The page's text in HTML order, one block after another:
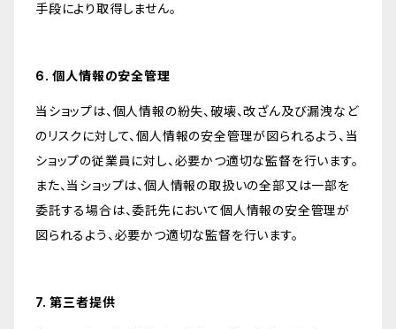
手段により取得しません。
6. 個人情報の安全管理
当ショップは、個人情報の紛失、破壊、改ざん及び漏洩など
のリスクに対して、個人情報の安全管理が図られるよう、当
ショップの従業員に対し、必要かつ適切な監督を行います。
また、当ショップは、個人情報の取扱いの全部又は一部を
委託する場合は、委託先において個人情報の安全管理が
図られるよう、必要かつ適切な監督を行います。
7. 第三者提供